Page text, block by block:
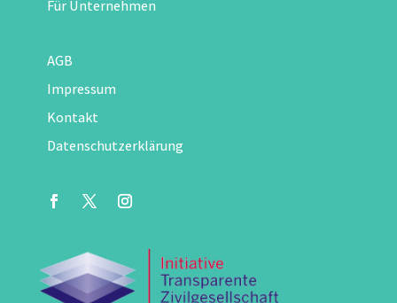
Für Unternehmen
AGB
Impressum
Kontakt
Datenschutzerklärung